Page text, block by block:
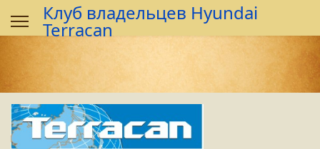
Клуб владельцев Hyundai
Terracan
год месяц
годмесяц